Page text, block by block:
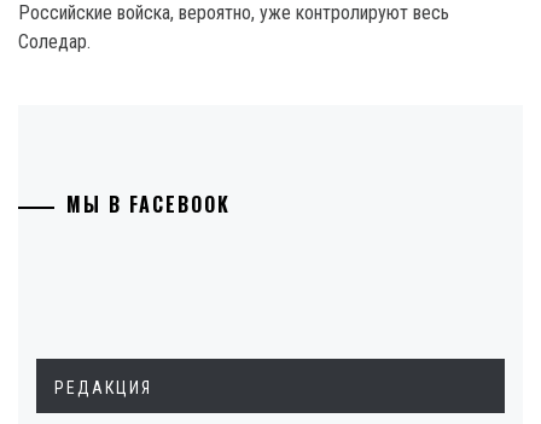
Российские войска, вероятно, уже контролируют весь
Соледар.
МЫ В FACEBOOK
РЕДАКЦИЯ